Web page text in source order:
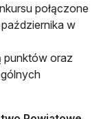
połączone
w
punktów oraz